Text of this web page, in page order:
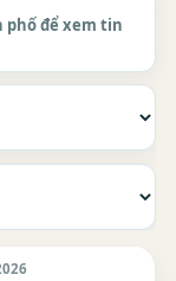
phố để xem tin